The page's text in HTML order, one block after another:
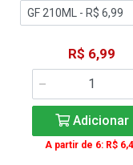
R$ 6,99
Adicionar
A partir de 6: R$